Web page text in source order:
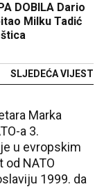
DOBILA Dario
Milku Tadić
SLJEDEĆA VIJEST
Marka
a 3.
u evropskim
NATO
1999. da